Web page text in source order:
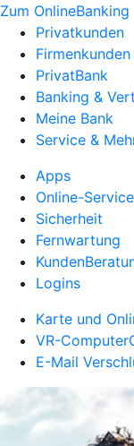
Zum OnlineBanking
Privatkunden
Firmenkunden
PrivatBank
Banking &
Meine Bank
Service &
Apps
Online-
Sicherheit
Fernwartung
Logins
Karte und
VR-
E-Mail